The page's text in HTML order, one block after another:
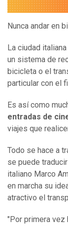
Nunca andar en
La ciudad
un sistema de
bicicleta o el
particular con el
Es así como
entradas de
viajes que
Todo se hace a
se puede
italiano Marco
en marcha su
atractivo el
"Por primera vez